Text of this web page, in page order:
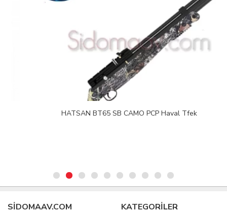
HATSAN BT65 SB CAMO PCP Haval Tfek
SIDOMAAV.COM KATEGORİLER